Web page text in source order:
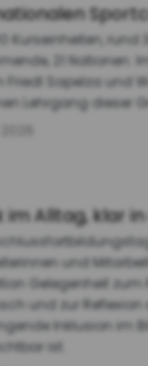
Kurseinheiten, rund
21 Nationen:
Friedl Sapelza und
Lehrgang dieser
im Alltag, klar
und
Gelegenheit zum
und zur Reflexion
Inklusion im
ist.